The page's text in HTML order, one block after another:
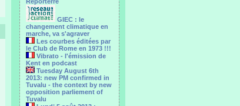
GIEC : le
changement climatique en
marche, va s'agraver
Les courbes éditées par
le Club de Rome en 1973 !!!
Vibrato - l'émission de
Kent en podcast
Tuesday August 6th
2013: new PM confirmed in
Tuvalu - the context by new
opposition parliement of
Tuvalu